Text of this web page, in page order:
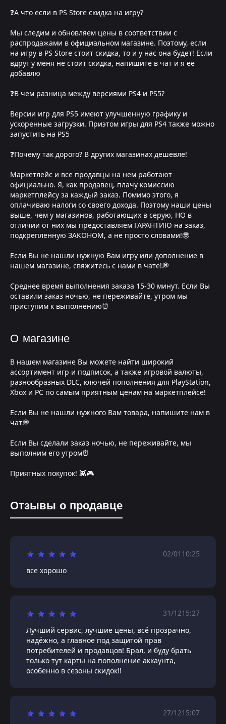
❓А что если в PS Store скидка на игру?
Мы следим и обновляем цены в соответствии с
распродажами в официальном магазине. Поэтому, если
на игру в PS Store стоит скидка, то и у нас она будет! Если
вдруг у меня не стоит скидка, напишите в чат и я ее
добавлю
❓В чем разница между версиями PS4 и PS5?
Версии игр для PS5 имеют улучшенную графику и
ускоренные загрузки. Приэтом игры для PS4 также можно
запустить на PS5
❓Почему так дорого? В других магазинах дешевле!
Маркетлейс и все продавцы на нем работают
официально. Я, как продавец, плачу комиссию
маркетплейсу за каждый заказ. Помимо этого, я
оплачиваю налоги со своего дохода. Поэтому наши цены
выше, чем у магазинов, работающих в серую, НО в
отличии от них мы предоставляем ГАРАНТИЮ на заказ,
подкрепленную ЗАКОНОМ, а не просто словами!🤓
Если Вы не нашли нужную Вам игру или дополнение в
нашем магазине, свяжитесь с нами в чате!💭
Среднее время выполнения заказа 15-30 минут. Если Вы
оставили заказ ночью, не переживайте, утром мы
приступим к выполнению⏰
О магазине
В нашем магазине Вы можете найти широкий
ассортимент игр и подписок, а также игровой валюты,
разнообразных DLC, ключей пополнения для PlayStation,
Xbox и PC по самым приятным ценам на маркетплейсе!
Если Вы не нашли нужного Вам товара, напишите нам в
чат💭
Если Вы сделали заказ ночью, не переживайте, мы
выполним его утром⏰
Приятных покупок! 👾🎮
Отзывы о продавце
02/01 10:25
все хорошо
31/1215:27
Лучший сервис, лучшие цены, всё прозрачно,
надёжно, а главное под защитой прав
потребителей и продавцов! Брал, и буду брать
только тут карты на пополнение аккаунта,
особенно в сезоны скидок!!
27/1215:07